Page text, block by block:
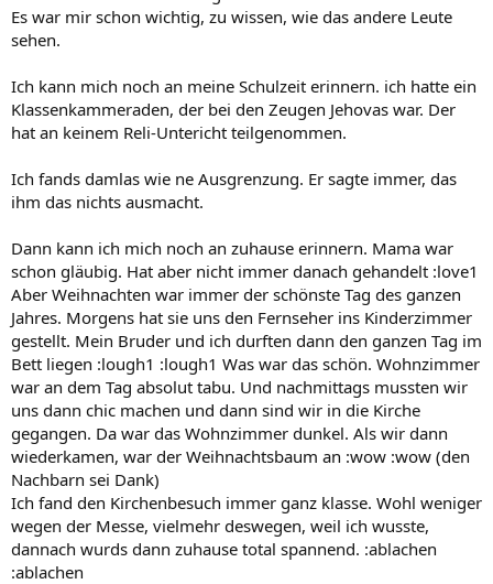
Es war mir schon wichtig, zu wissen, wie das andere Leute
sehen.
Ich kann mich noch an meine Schulzeit erinnern. ich hatte ein
Klassenkammeraden, der bei den Zeugen Jehovas war. Der
hat an keinem Reli-Untericht teilgenommen.
Ich fands damlas wie ne Ausgrenzung. Er sagte immer, das
ihm das nichts ausmacht.
Dann kann ich mich noch an zuhause erinnern. Mama war
schon gläubig. Hat aber nicht immer danach gehandelt :love1
Aber Weihnachten war immer der schönste Tag des ganzen
Jahres. Morgens hat sie uns den Fernseher ins Kinderzimmer
gestellt. Mein Bruder und ich durften dann den ganzen Tag im
Bett liegen :lough1 :lough1 Was war das schön. Wohnzimmer
war an dem Tag absolut tabu. Und nachmittags mussten wir
uns dann chic machen und dann sind wir in die Kirche
gegangen. Da war das Wohnzimmer dunkel. Als wir dann
wiederkamen, war der Weihnachtsbaum an :wow :wow (den
Nachbarn sei Dank)
Ich fand den Kirchenbesuch immer ganz klasse. Wohl weniger
wegen der Messe, vielmehr deswegen, weil ich wusste,
dannach wurds dann zuhause total spannend. :ablachen
:ablachen